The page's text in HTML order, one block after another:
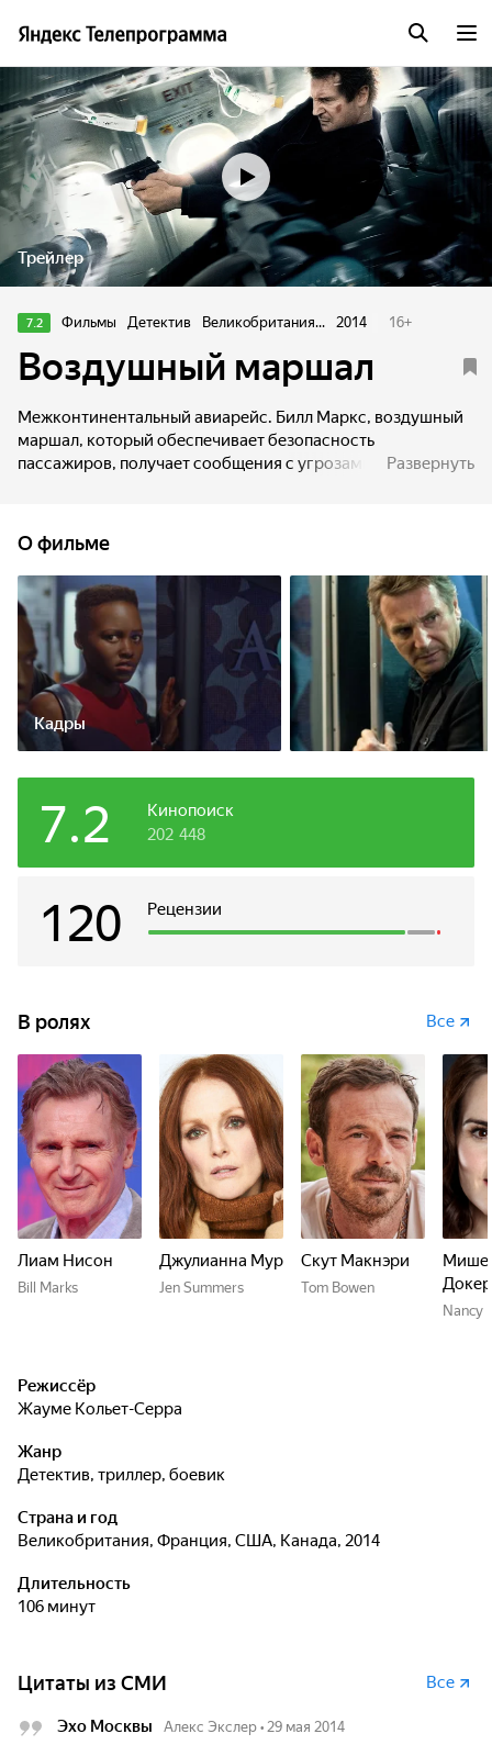
Трейлер
7.2 Фильмы Детектив Великобритания... 2014 16+
Воздушный маршал
Межконтинентальный авиарейс. Билл Маркс, воздушный
маршал, который обеспечивает безопасность
пассажиров, получает сообщения с угрозами от маньяка-
спецслужб США. Ему остается одно: вычислить и
обезвредить преступника, спасти пассажиров и свою
любовь, которую он обретает на краю гибели. До взрыва
остаются считанные минуты…
Развернуть
О фильме
Кадры
Кинопоиск
7.2 202 448
Рецензии
120
В ролях Все
Лиам Нисон
Bill Marks
Джулианна Мур
Jen Summers
Скут Макнэри
Tom Bowen
Nancy
Режиссёр
Жауме Кольет-Серра
Жанр
детектив, триллер, боевик
Страна и год
Великобритания, Франция, США, Канада, 2014
Длительность
106 минут
Цитаты из СМИ Все
Эхо Москвы Алекс Экслер • 29 мая 2014